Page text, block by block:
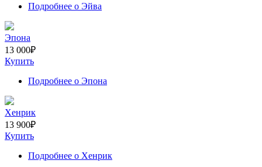
Подробнее о Эйва
Эпона
13 000₽
Купить
Подробнее о Эпона
Хенрик
13 900₽
Купить
Подробнее о Хенрик